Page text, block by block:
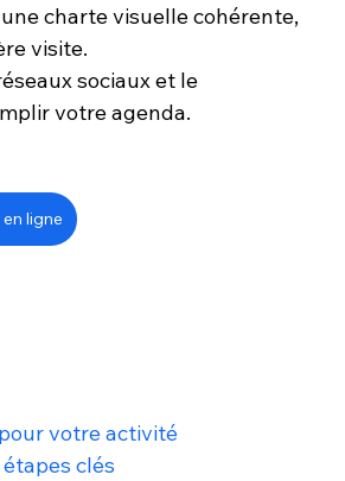
charte visuelle cohérente,
visite.
sociaux et le
votre agenda.
ligne
votre activité
clés